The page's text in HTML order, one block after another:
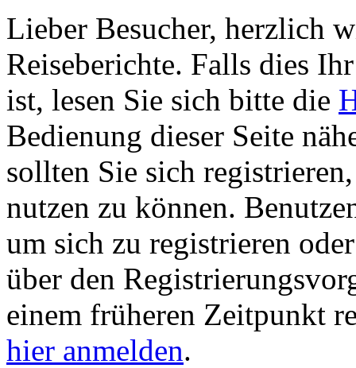
Lieber Besucher, herzlich
Reiseberichte. Falls dies
ist, lesen Sie sich bitte die
Bedienung dieser Seite
sollten Sie sich
nutzen zu können.
um sich zu registrieren
über den
einem früheren Zeitpunkt
hier anmelden.